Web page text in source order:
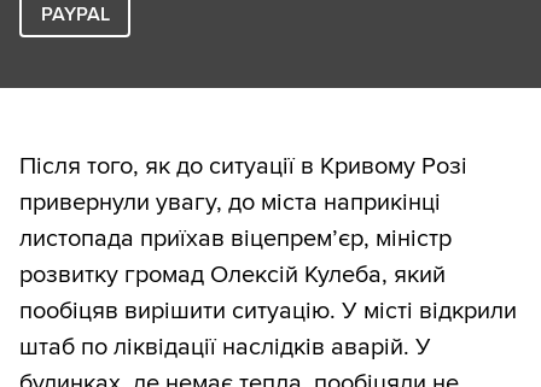
PAYPAL
Після того, як до ситуації в Кривому Розі
привернули увагу, до міста наприкінці
листопада приїхав віцепрем’єр, міністр
розвитку громад Олексій Кулеба, який
пообіцяв вирішити ситуацію. У місті відкрили
штаб по ліквідації наслідків аварій. У